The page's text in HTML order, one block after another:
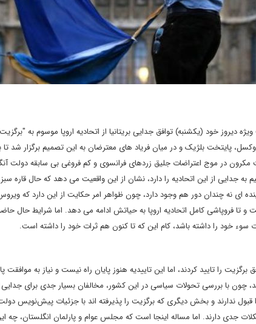
دیروز خود (یکشنبه) توافق جدایی بریتانیا از اتحادیه اروپا موسوم به
در بروکسل، پایتخت بلژیک و در میان فریاد های معترضان به این تصمیم برگزار شد
در موج اعتراضات جلیق زردهای فرانسوی و کم فروغی بی سابقه دولت
به جدایی از این اتحادیه را دارد، نشان از این واقعیت می دهد که حال قاره
ای نه چندان دور هم وجود دارد، چون ظواهر امر حکایت از این دارد که
تا فروپاشی کامل اتحادیه اروپا به حیاتش ادامه می دهد. اما شرایط حال حاضر
سوء خود را داشته باشد، کام این که تا کنون هم ثرات خود را داشته است.
را تایید کردند، اما این تاییدیه هنوز پایان راه نیست و نیاز به
چون با بررسی تحولات سیاسی در این کشور، مخالفان بسیار جدی برای جدایی
قبول ندارند و بخش دیگری که برگزیت را پذیرفته اند با جزئیات پیش‌نویس
جدی دارند. اما مساله اینجا است که مجلس عوام و پارلمان انگلستان، چه